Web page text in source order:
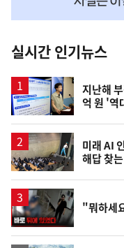
뉴
스
실시간 인기뉴스
지난해
억 원 '역
미래 AI
해답 찾
영
상
"뭐하세